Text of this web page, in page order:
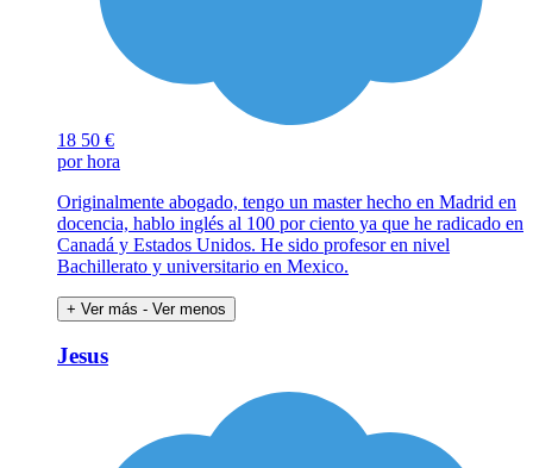
18 50 €
por hora
Originalmente abogado, tengo un master hecho en Madrid en
docencia, hablo inglés al 100 por ciento ya que he radicado en
Canadá y Estados Unidos. He sido profesor en nivel
Bachillerato y universitario en Mexico.
+ Ver más - Ver menos
Jesus